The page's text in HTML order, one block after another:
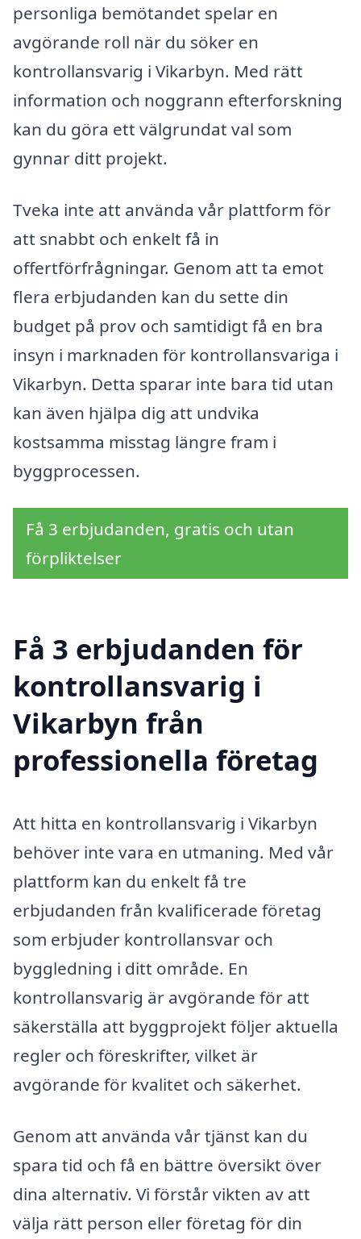
personliga bemötandet spelar en
avgörande roll när du söker en
kontrollansvarig i Vikarbyn. Med rätt
information och noggrann efterforskning
kan du göra ett välgrundat val som
gynnar ditt projekt.
Tveka inte att använda vår plattform för
att snabbt och enkelt få in
offertförfrågningar. Genom att ta emot
flera erbjudanden kan du sette din
budget på prov och samtidigt få en bra
insyn i marknaden för kontrollansvariga i
Vikarbyn. Detta sparar inte bara tid utan
kan även hjälpa dig att undvika
kostsamma misstag längre fram i
byggprocessen.
Få 3 erbjudanden, gratis och utan
förpliktelser
Få 3 erbjudanden för
kontrollansvarig i
Vikarbyn från
professionella företag
Att hitta en kontrollansvarig i Vikarbyn
behöver inte vara en utmaning. Med vår
plattform kan du enkelt få tre
erbjudanden från kvalificerade företag
som erbjuder kontrollansvar och
byggledning i ditt område. En
kontrollansvarig är avgörande för att
säkerställa att byggprojekt följer aktuella
regler och föreskrifter, vilket är
avgörande för kvalitet och säkerhet.
Genom att använda vår tjänst kan du
spara tid och få en bättre översikt över
dina alternativ. Vi förstår vikten av att
välja rätt person eller företag för din